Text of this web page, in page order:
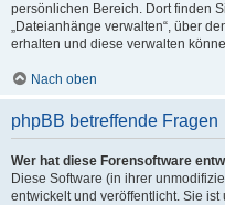
persönlichen Bereich. Dort finden
„Dateianhänge verwalten“, über
erhalten und diese verwalten
Nach oben
phpBB betreffende Fragen
Wer hat diese Forensoftware
Diese Software (in ihrer
entwickelt und veröffentlicht. Sie